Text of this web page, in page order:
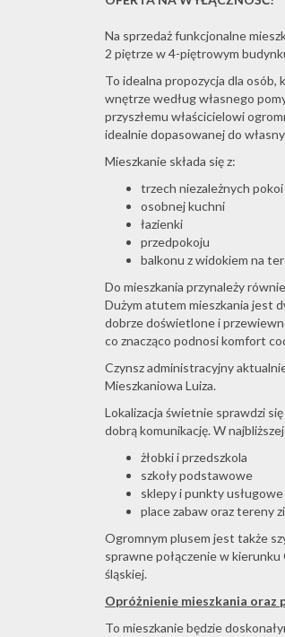
Na sprzedaż funkcjonalne
2 piętrze w 4-piętrowym
To idealna propozycja dla osób,
wnętrze według własnego
przyszłemu właścicielowi
idealnie dopasowanej do
Mieszkanie składa się z:
trzech niezależnych pokoi
osobnej kuchni
łazienki
przedpokoju
balkonu z widokiem na
Do mieszkania przynależy
Dużym atutem mieszkania jest
dobrze doświetlone i
co znacząco podnosi komfort
Czynsz administracyjny
Mieszkaniowa Luiza.
Lokalizacja świetnie sprawdzi
dobrą komunikację. W
żłobki i przedszkola
szkoły podstawowe
sklepy i punkty usługowe
place zabaw oraz tereny
Ogromnym plusem jest także
sprawne połączenie w
śląskiej.
Opróżnienie mieszkania oraz
To mieszkanie będzie